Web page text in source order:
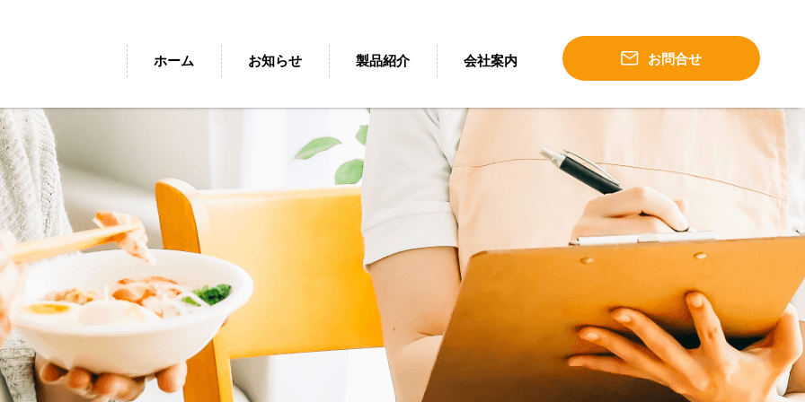
ホーム お知らせ 製品紹介
「過熱水蒸気式ホテルパンリヒートカート」 温冷配膳車 「HOT &
会社案内 お問合せ